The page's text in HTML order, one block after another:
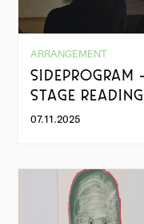
ARRANGEMENT
SIDEPROGRAM
STAGE
07.11.2025